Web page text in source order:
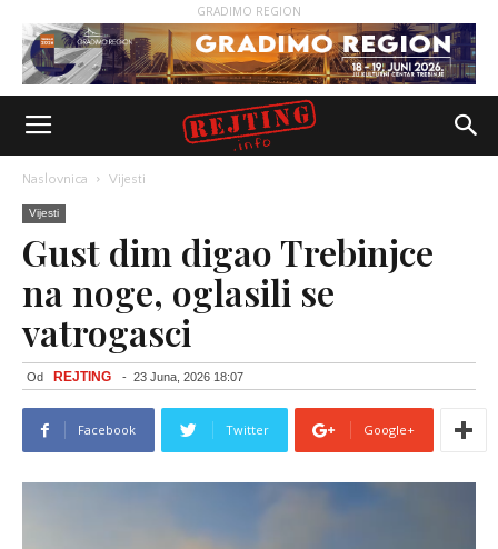
GRADIMO REGION
Naslovnica Vijesti
Vijesti
Gust dim digao Trebinjce
na noge, oglasili se
vatrogasci
Od REJTING - 23 Juna, 2026 18:07
Facebook Twitter Google+